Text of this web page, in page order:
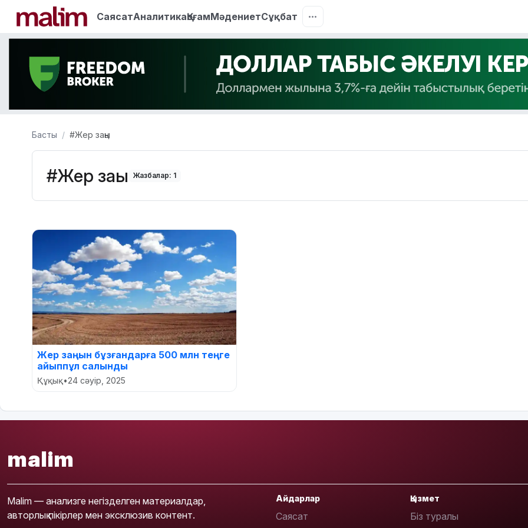
СаясатАналитикаҚоғамМәдениетСұқбат
Басты #Жер заңы
#Жер заңы Жазбалар: 1
Жер заңын бұзғандарға 500 млн теңге
айыппұл салынды
Құқық•24 сәуір, 2025
malim
Malim — анализге негізделген материалдар,
авторлық пікірлер мен эксклюзив контент.
Айдарлар
Саясат
Қызмет
Біз туралы